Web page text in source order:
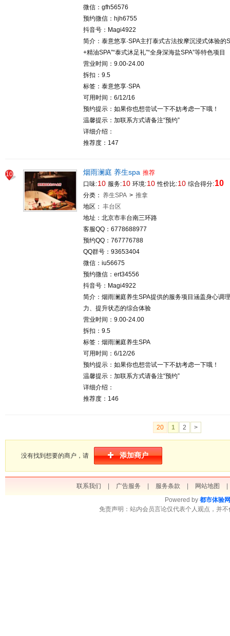
微信：gfh56576
预约微信：hjh6755
抖音号：Magi4922
简介：泰意悠享·SPA‌主打泰式古法按摩沉浸式体验的
+精油SPA”“泰式沐足礼”“全身深海盐SPA”等特色项目
营业时间：9.00-24.00
拆扣：9.5
标签：泰意悠享·SPA‌
可用时间：6/12/16
预约提示：如果你也想尝试一下不妨考虑一下哦！
温馨提示：加联系方式请备注“预约”
详细介绍：
推荐度：147
10 烟雨澜庭 养生spa 推荐
口味:10 服务:10 环境:10 性价比:10 综合得分:10
分类： 养生SPA > 推拿
地区： 丰台区
地址：北京市丰台南三环路
客服QQ：6778688977
预约QQ：767776788
QQ群号：93653404
微信：iu56675
预约微信：ert34556
抖音号：Magi4922
简介：烟雨澜庭养生SPA‌提供的服务项目涵盖身心调
力、提升状态的综合体验
营业时间：9.00-24.00
拆扣：9.5
标签：烟雨澜庭养生SPA‌
可用时间：6/12/26
预约提示：如果你也想尝试一下不妨考虑一下哦！
温馨提示：加联系方式请备注“预约”
详细介绍：
推荐度：146
20 1 2 >
没有找到想要的商户，请 添加商户
联系我们 广告服务 服务条款 网站地图
Powered by 都市体验网
免责声明：站内会员言论仅代表个人观点，并